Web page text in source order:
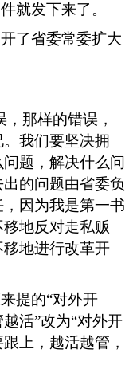
就发下来了。
了省委常委扩大
那样的错误，
我们要坚决拥
题，解决什么问
的问题由省委负
因为我是第一书
地反对走私贩
地进行改革开
提的“对外开
活”改为“对外开
上，越活越管，